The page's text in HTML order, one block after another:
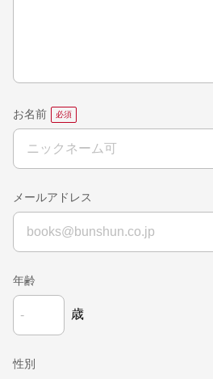
お名前
メールアドレス
年齢
歳
性別